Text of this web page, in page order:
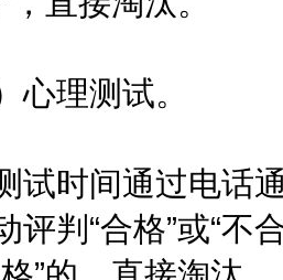
理测试。
时间通过电话通
评判“合格”或“不